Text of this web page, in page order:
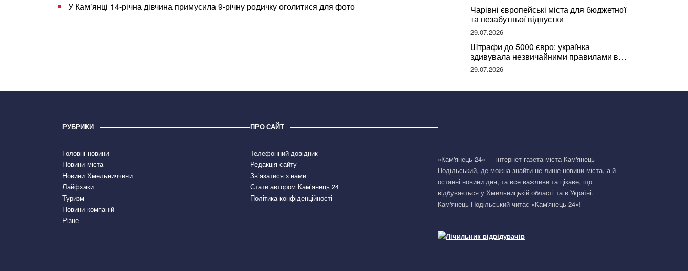
У Кам’янці 14-річна дівчина примусила 9-річну родичку оголитися для фото
Чарівні європейські міста для бюджетної
та незабутньої відпустки
29.07.2026
Штрафи до 5000 євро: українка
здивувала незвичайними правилами в
Німеччині та поділилася правдою
29.07.2026
РУБРИКИ
Головні новини
Новини міста
Новини Хмельниччини
Лайфхаки
Туризм
Новини компаній
Різне
ПРО САЙТ
Телефонний довідник
Редакція сайту
Зв’язатися з нами
Стати автором Кам’янець 24
Політика конфіденційності
«Кам'янець 24» — інтернет-газета міста Кам'янець-
Подільський, де можна знайти не лише новини міста, а й
останні новини дня, та все важливе та цікаве, що
відбувається у Хмельницькій області та в Україні.
Кам'янець-Подільський читає «Кам'янець 24»!